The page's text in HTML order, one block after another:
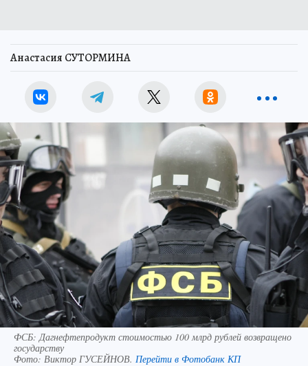
Анастасия СУТОРМИНА
ФСБ: Дагнефтепродукт стоимостью 100 млрд рублей возвращено
государству
Фото: Виктор ГУСЕЙНОВ. Перейти в Фотобанк КП